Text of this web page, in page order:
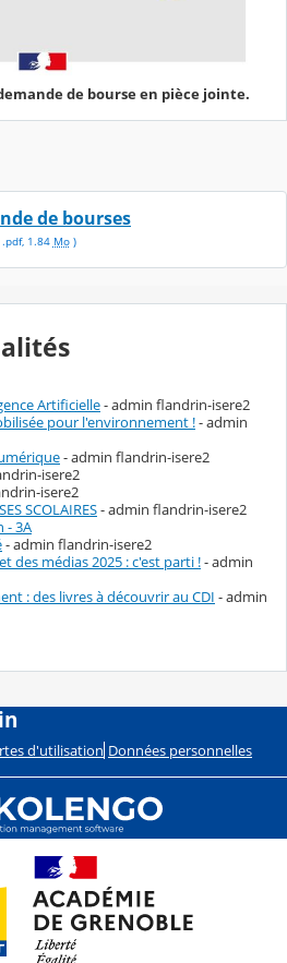
de bourse en pièce jointe.
de bourses
pdf, 1.84 Mo)
Artificielle- admin flandrin-isere2
pour l'environnement !- admin
- admin flandrin-isere2
isere2
isere2
SCOLAIRES- admin flandrin-isere2
- 3A
- admin flandrin-isere2
des médias 2025 : c'est parti !- admin
: des livres à découvrir au CDI - admin
d'utilisation Données personnelles